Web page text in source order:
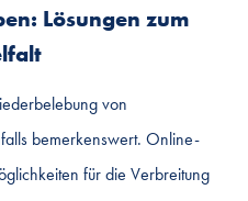
Lösungen zum
von
bemerkenswert. Online-
für die Verbreitung